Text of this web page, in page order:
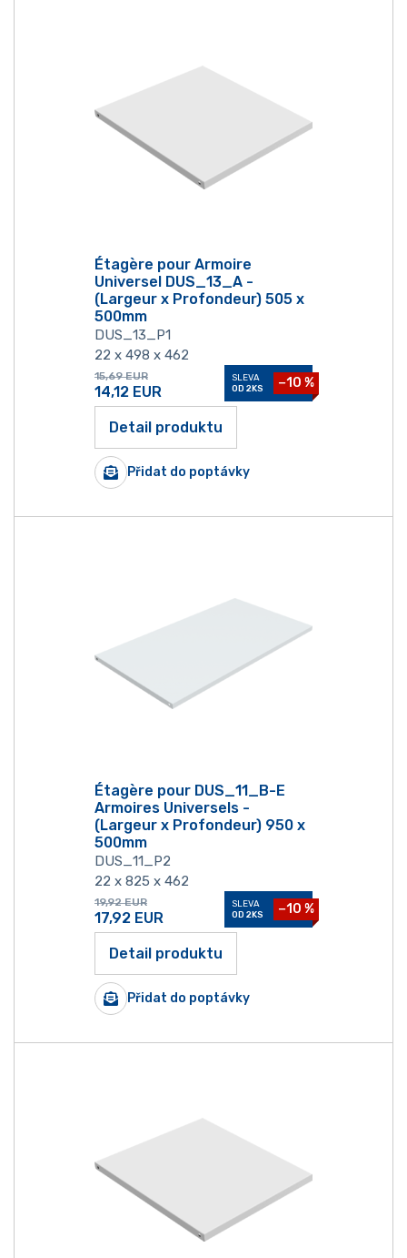
Étagère pour Armoire
Universel DUS_13_A -
(Largeur x Profondeur) 505 x
500mm
DUS_13_P1
22 x 498 x 462
15,69 EUR
14,12 EUR
SLEVA
OD 2KS
−10 %
Detail produktu
Přidat do poptávky
Étagère pour DUS_11_B-E
Armoires Universels -
(Largeur x Profondeur) 950 x
500mm
DUS_11_P2
22 x 825 x 462
19,92 EUR
17,92 EUR
SLEVA
OD 2KS
−10 %
Detail produktu
Přidat do poptávky